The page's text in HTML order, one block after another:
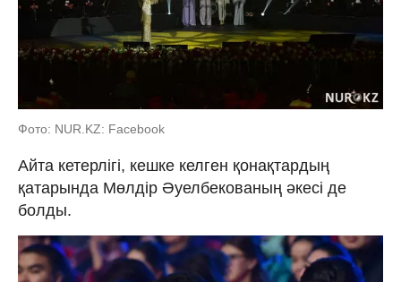
Фото: NUR.KZ: Facebook
Айта кетерлігі, кешке келген қонақтардың
қатарында Мөлдір Әуелбекованың әкесі де
болды.